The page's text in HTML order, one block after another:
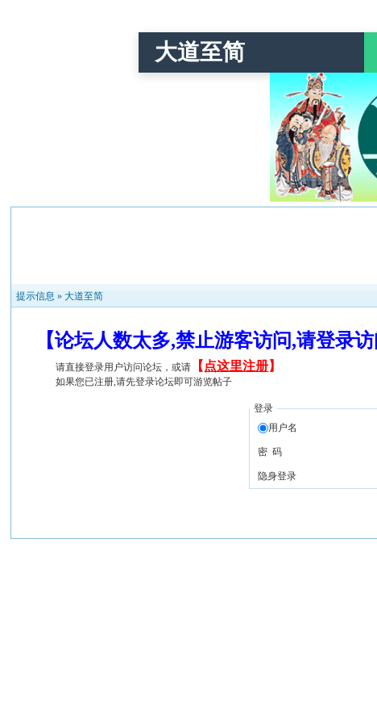
大道至简
提示信息 » 大道至简
【论坛人数太多,禁止游客访问,请登录
请直接登录用户访问论坛，或请 【 点这里注册】
如果您已注册,请先登录论坛即可游览帖子
登录
用户名
密 码
隐身登录